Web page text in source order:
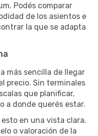
Podés comparar
de los asientos e
la que se adapta
más sencilla de llegar
precio. Sin terminales
que planificar,
a donde querés estar.
en una vista clara.
o valoración de la